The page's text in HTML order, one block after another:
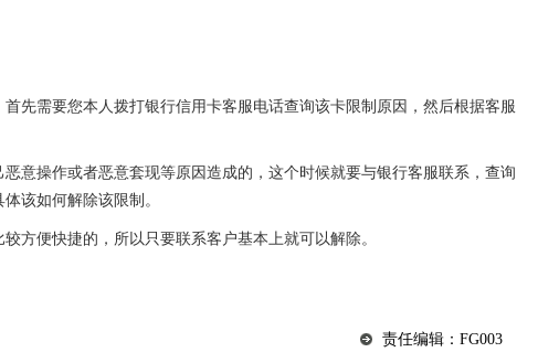
先需要您本人拨打银行信用卡客服电话查询该卡限制原因，然后根据客服
意操作或者恶意套现等原因造成的，这个时候就要与银行客服联系，查询
该如何解除该限制。
方便快捷的，所以只要联系客户基本上就可以解除。
责任编辑：FG003